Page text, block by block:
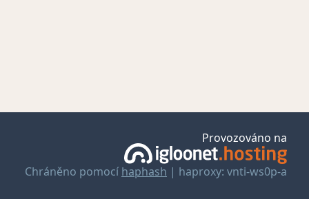
Provozováno na
Chráněno pomocí haphash | haproxy: vnti-ws0p-a